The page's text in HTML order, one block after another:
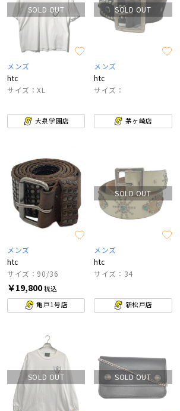
SOLD OUT
メンズ
htc
サイズ：XL
大泉学園店
SOLD OUT
メンズ
htc
サイズ：
茅ヶ崎店
メンズ
htc
サイズ：90/36
￥19,800税込
亀戸1号店
SOLD OUT
メンズ
htc
サイズ：34
新松戸店
SOLD OUT SOLD OUT